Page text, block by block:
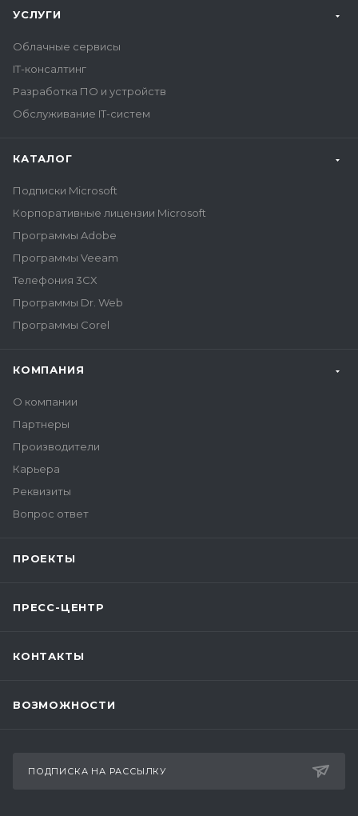
УСЛУГИ
Облачные сервисы
IT-консалтинг
Разработка ПО и устройств
Обслуживание IT-систем
КАТАЛОГ
Подписки Microsoft
Корпоративные лицензии Microsoft
Программы Adobe
Программы Veeam
Телефония 3CX
Программы Dr. Web
Программы Corel
КОМПАНИЯ
О компании
Партнеры
Производители
Карьера
Реквизиты
Вопрос ответ
ПРОЕКТЫ
ПРЕСС-ЦЕНТР
КОНТАКТЫ
ВОЗМОЖНОСТИ
ПОДПИСКА НА РАССЫЛКУ